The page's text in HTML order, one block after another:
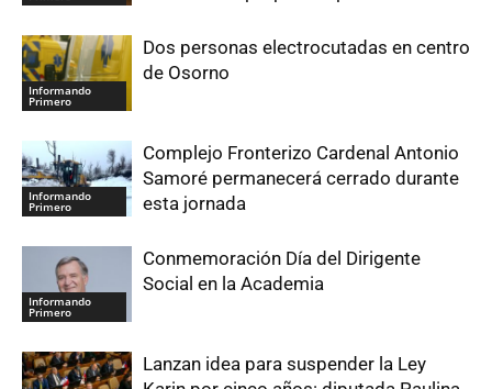
Informando
Primero
Dos personas electrocutadas en centro
de Osorno
Informando
Primero
Complejo Fronterizo Cardenal Antonio
Samoré permanecerá cerrado durante
esta jornada
Informando
Primero
Conmemoración Día del Dirigente
Social en la Academia
Lanzan idea para suspender la Ley